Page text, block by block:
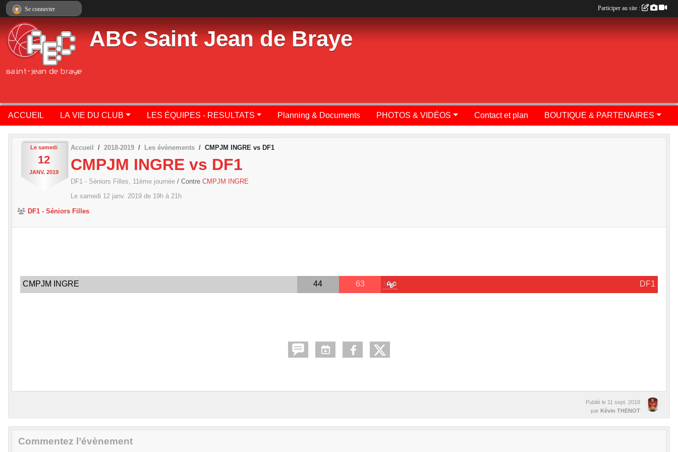
ABC Saint Jean de Braye
ACCUEIL LA VIE DU CLUB LES ÉQUIPES - RESULTATS Planning & Documents PHOTOS & VIDÉOS Contact et plan BOUTIQUE & PARTENAIRES
Le samedi
12
JANV. 2019
Accueil 2018-2019 Les évènements CMPJM INGRE vs DF1
CMPJM INGRE vs DF1
DF1 - Séniors Filles, 11ème journée / Contre CMPJM INGRE
Le samedi 12 janv. 2019 de 19h à 21h
DF1 - Séniors Filles
CMPJM INGRE 44 63 DF1
Publié le 11 sept. 2018
par Kévin THENOT
Commentez l’évènement
Se connecter Participer au site :
Panneau de gestion des cookies